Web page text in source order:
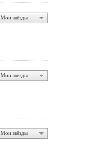
Мои звёзды
Мои звёзды
Мои звёзды